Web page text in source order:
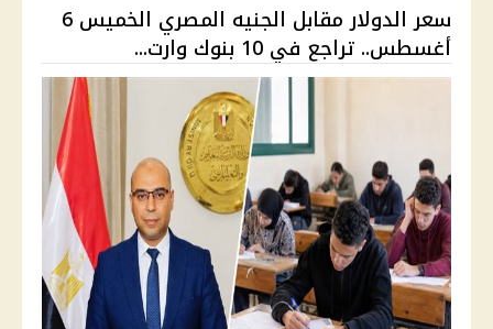
سعر الدولار مقابل الجنيه المصري الخميس 6
أغسطس.. تراجع في 10 بنوك وارت...